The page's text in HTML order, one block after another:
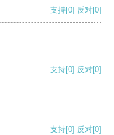
支持[0] 反对[0]
支持[0] 反对[0]
支持[0] 反对[0]